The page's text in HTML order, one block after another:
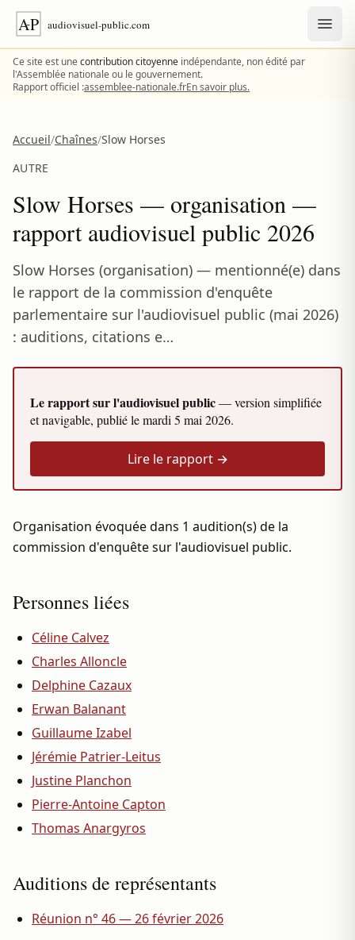
Aller au contenu
Ce site est unecontribution citoyenne indépendante, non édité par
l'Assemblée nationale ou le gouvernement.
Rapport officiel :assemblee-nationale.frEn savoir plus.
Accueil/Chaînes/Slow Horses
AUTRE
Slow Horses — organisation —
rapport audiovisuel public 2026
Slow Horses (organisation) — mentionné(e) dans
le rapport de la commission d'enquête
parlementaire sur l'audiovisuel public (mai 2026)
: auditions, citations e…
Le rapport sur l'audiovisuel public— version simplifiée
et navigable, publié lemardi 5 mai 2026.
Lire le rapport →
Organisation évoquée dans 1 audition(s) de la
commission d'enquête sur l'audiovisuel public.
Personnes liées
Céline Calvez
Charles Alloncle
Delphine Cazaux
Erwan Balanant
Guillaume Izabel
Jérémie Patrier-Leitus
Justine Planchon
Pierre-Antoine Capton
Thomas Anargyros
Auditions de représentants
Réunion n° 46 — 26 février 2026